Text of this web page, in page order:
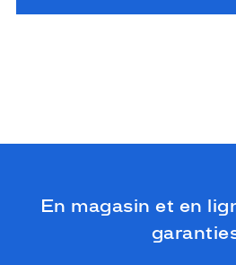
En magasin et en